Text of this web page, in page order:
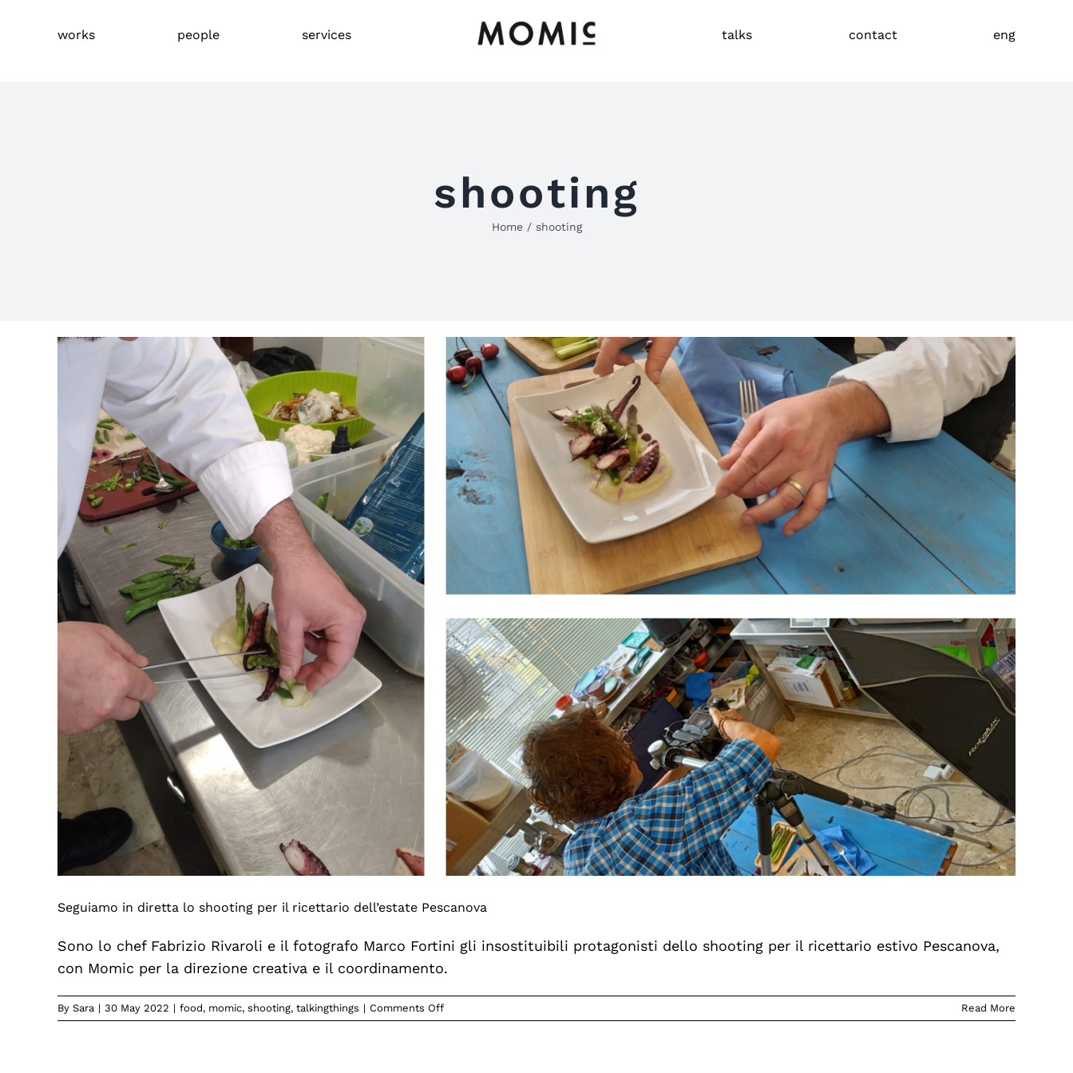
works people services talks contact eng
shooting
Home shooting
Seguiamo in diretta lo shooting per il ricettario dell’estate Pescanova
Sono lo chef Fabrizio Rivaroli e il fotografo Marco Fortini gli insostituibili protagonisti dello shooting per il ricettario estivo Pescanova,
con Momic per la direzione creativa e il coordinamento.
By Sara | 30 May 2022 | food, momic, shooting, talkingthings | Comments Offon
Seguiamo
Read More